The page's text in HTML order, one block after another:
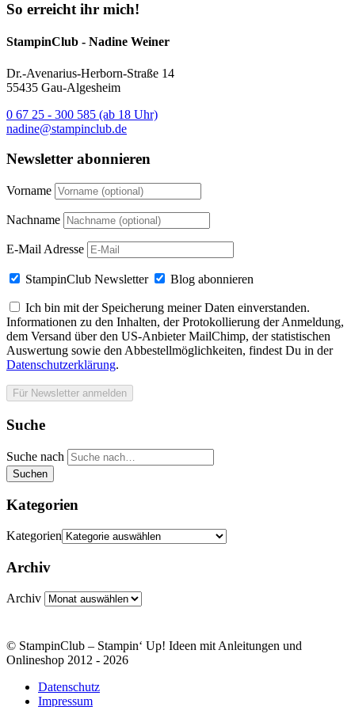
So erreicht ihr mich!
StampinClub - Nadine Weiner
Dr.-Avenarius-Herborn-Straße 14
55435 Gau-Algesheim
0 67 25 - 300 585 (ab 18 Uhr)
nadine@stampinclub.de
Newsletter abonnieren
Vorname
Nachname
E-Mail Adresse
StampinClub Newsletter Blog abonnieren
Ich bin mit der Speicherung meiner Daten einverstanden.
Informationen zu den Inhalten, der Protokollierung der Anmeldung,
dem Versand über den US-Anbieter MailChimp, der statistischen
Auswertung sowie den Abbestellmöglichkeiten, findest Du in der
Datenschutzerklärung.
Suche
Suche nach
Suchen
Kategorien
Kategorien
Archiv
Archiv
© StampinClub – Stampin‘ Up! Ideen mit Anleitungen und
Onlineshop 2012 - 2026
Datenschutz
Impressum